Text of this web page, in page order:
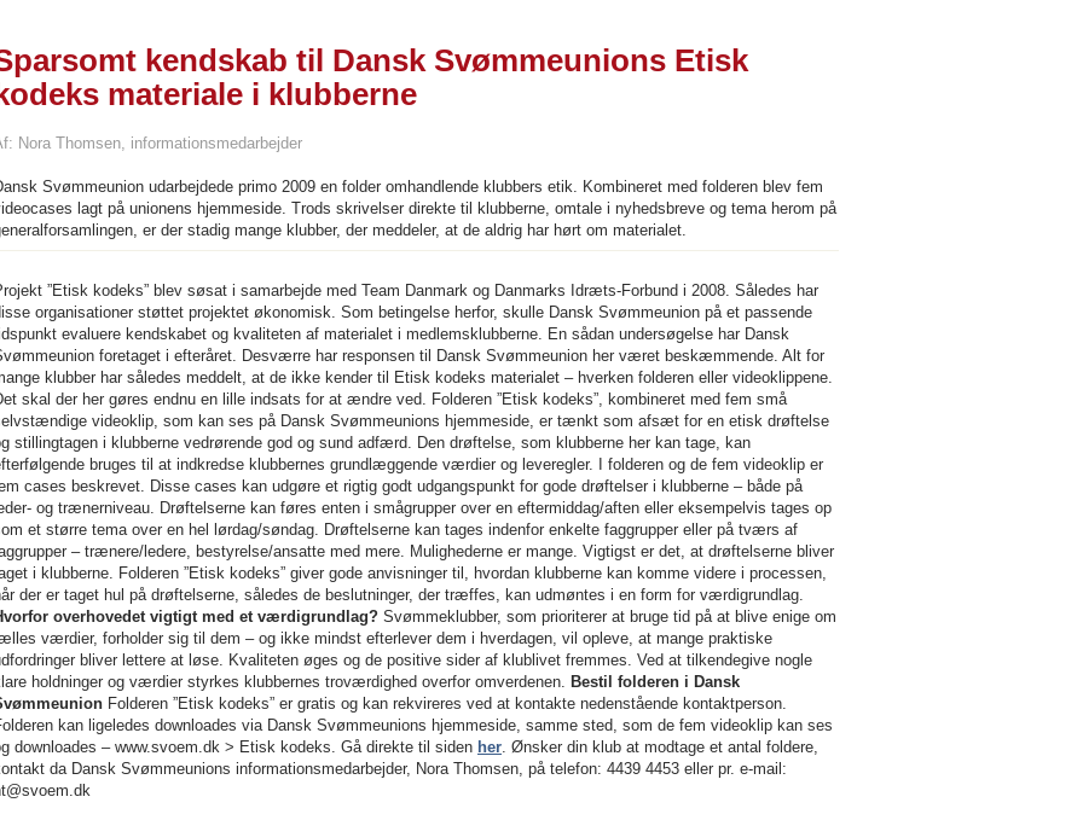
kendskab til Dansk Svømmeunions Etisk
materiale i klubberne
Nora Thomsen, informationsmedarbejder
Svømmeunion udarbejdede primo 2009 en folder omhandlende klubbers etik. Kombineret med folderen blev fem
lagt på unionens hjemmeside. Trods skrivelser direkte til klubberne, omtale i nyhedsbreve og tema herom på
er der stadig mange klubber, der meddeler, at de aldrig har hørt om materialet.
”Etisk kodeks” blev søsat i samarbejde med Team Danmark og Danmarks Idræts-Forbund i 2008. Således har
organisationer støttet projektet økonomisk. Som betingelse herfor, skulle Dansk Svømmeunion på et passende
evaluere kendskabet og kvaliteten af materialet i medlemsklubberne. En sådan undersøgelse har Dansk
foretaget i efteråret. Desværre har responsen til Dansk Svømmeunion her været beskæmmende. Alt for
klubber har således meddelt, at de ikke kender til Etisk kodeks materialet – hverken folderen eller videoklippene.
skal der her gøres endnu en lille indsats for at ændre ved. Folderen ”Etisk kodeks”, kombineret med fem små
videoklip, som kan ses på Dansk Svømmeunions hjemmeside, er tænkt som afsæt for en etisk drøftelse
stillingtagen i klubberne vedrørende god og sund adfærd. Den drøftelse, som klubberne her kan tage, kan
bruges til at indkredse klubbernes grundlæggende værdier og leveregler. I folderen og de fem videoklip er
cases beskrevet. Disse cases kan udgøre et rigtig godt udgangspunkt for gode drøftelser i klubberne – både på
og trænerniveau. Drøftelserne kan føres enten i smågrupper over en eftermiddag/aften eller eksempelvis tages op
et større tema over en hel lørdag/søndag. Drøftelserne kan tages indenfor enkelte faggrupper eller på tværs af
– trænere/ledere, bestyrelse/ansatte med mere. Mulighederne er mange. Vigtigst er det, at drøftelserne bliver
i klubberne. Folderen ”Etisk kodeks” giver gode anvisninger til, hvordan klubberne kan komme videre i processen,
der er taget hul på drøftelserne, således de beslutninger, der træffes, kan udmøntes i en form for værdigrundlag.
overhovedet vigtigt med et værdigrundlag? Svømmeklubber, som prioriterer at bruge tid på at blive enige om
værdier, forholder sig til dem – og ikke mindst efterlever dem i hverdagen, vil opleve, at mange praktiske
bliver lettere at løse. Kvaliteten øges og de positive sider af klublivet fremmes. Ved at tilkendegive nogle
holdninger og værdier styrkes klubbernes troværdighed overfor omverdenen. Bestil folderen i Dansk
Folderen ”Etisk kodeks” er gratis og kan rekvireres ved at kontakte nedenstående kontaktperson.
kan ligeledes downloades via Dansk Svømmeunions hjemmeside, samme sted, som de fem videoklip kan ses
downloades – www.svoem.dk > Etisk kodeks. Gå direkte til siden her. Ønsker din klub at modtage et antal foldere,
da Dansk Svømmeunions informationsmedarbejder, Nora Thomsen, på telefon: 4439 4453 eller pr. e-mail: